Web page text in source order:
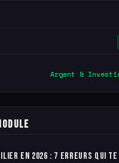
Argent &
en 2026 : 7 erreurs qui